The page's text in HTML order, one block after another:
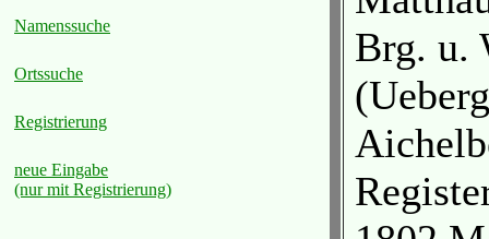
Namenssuche
Ortssuche
Registrierung
neue Eingabe
(nur mit Registrierung)
Brg. u.